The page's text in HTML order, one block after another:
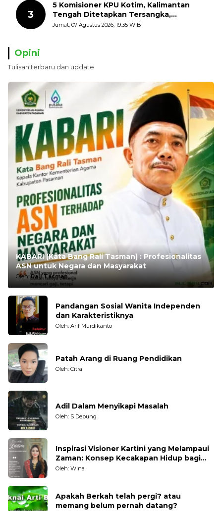
3
5 Komisioner KPU Kotim, Kalimantan
Tengah Ditetapkan Tersangka,
Kerugian Negara ditaksir 10 Milyard
Jumat, 07 Agustus 2026, 19:35 WIB
Opini
Tulisan terbaru dan update
KABARI (Kata Bang Rali Tasman) : Profesionalitas
ASN untuk Negara dan Masyarakat
Oleh:Rali Tasman
Pandangan Sosial Wanita Independen
dan Karakteristiknya
Oleh: Arif Murdikanto
Patah Arang di Ruang Pendidikan
Oleh: Citra
Adil Dalam Menyikapi Masalah
Oleh: S Depung
Inspirasi Visioner Kartini yang Melampaui
Zaman: Konsep Kecakapan Hidup bagi
Generasi Muda
Oleh: Wina
Apakah Berkah telah pergi? atau
memang belum pernah datang?